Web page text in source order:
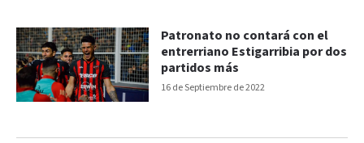
16 de Septiembre de 2022
Patronato no contará con el
entrerriano Estigarribia por dos
partidos más